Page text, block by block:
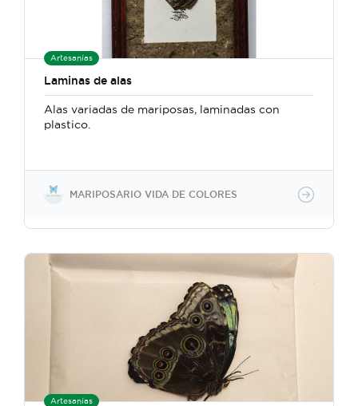
Artesanías
Laminas de alas
Alas variadas de mariposas, laminadas con
plastico.
MARIPOSARIO VIDA DE COLORES
Artesanías